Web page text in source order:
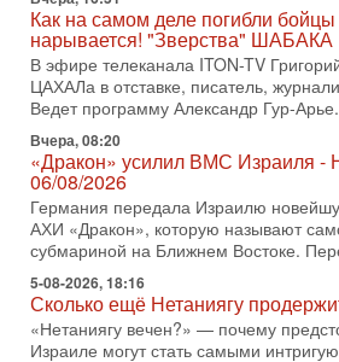
Вчера, 08:20
«Дракон» усилил ВМС Израиля -
06/08/2026
Германия передала Израилю
АХИ «Дракон», которую называют
субмариной на Ближнем Востоке.
5-08-2026, 18:16
Сколько ещё Нетаниягу
«Нетаниягу вечен?» — почему
Израиле могут стать самыми
Нетаниягу снова уверенно заявляет,
5-08-2026, 08:51
Трамп пригрозил Ирану ударом
05/08/2026
Президент США Дональд Трамп